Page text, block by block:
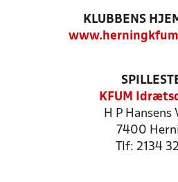
KLUBBENS
KFUM
H P Hansens
7400
Tlf: 2134